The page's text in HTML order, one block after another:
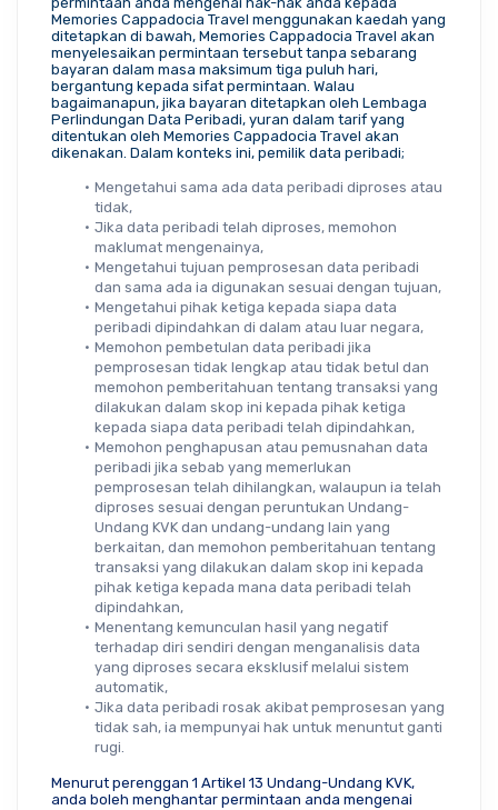
Memories Cappadocia Travel menggunakan kaedah yang
ditetapkan di bawah, Memories Cappadocia Travel akan
menyelesaikan permintaan tersebut tanpa sebarang
bayaran dalam masa maksimum tiga puluh hari,
bergantung kepada sifat permintaan. Walau
bagaimanapun, jika bayaran ditetapkan oleh Lembaga
Perlindungan Data Peribadi, yuran dalam tarif yang
ditentukan oleh Memories Cappadocia Travel akan
dikenakan. Dalam konteks ini, pemilik data peribadi;
Mengetahui sama ada data peribadi diproses atau
tidak,
Jika data peribadi telah diproses, memohon
maklumat mengenainya,
Mengetahui tujuan pemprosesan data peribadi
dan sama ada ia digunakan sesuai dengan tujuan,
Mengetahui pihak ketiga kepada siapa data
peribadi dipindahkan di dalam atau luar negara,
Memohon pembetulan data peribadi jika
pemprosesan tidak lengkap atau tidak betul dan
memohon pemberitahuan tentang transaksi yang
dilakukan dalam skop ini kepada pihak ketiga
kepada siapa data peribadi telah dipindahkan,
Memohon penghapusan atau pemusnahan data
peribadi jika sebab yang memerlukan
pemprosesan telah dihilangkan, walaupun ia telah
diproses sesuai dengan peruntukan Undang-
Undang KVK dan undang-undang lain yang
berkaitan, dan memohon pemberitahuan tentang
transaksi yang dilakukan dalam skop ini kepada
pihak ketiga kepada mana data peribadi telah
dipindahkan,
Menentang kemunculan hasil yang negatif
terhadap diri sendiri dengan menganalisis data
yang diproses secara eksklusif melalui sistem
automatik,
Jika data peribadi rosak akibat pemprosesan yang
tidak sah, ia mempunyai hak untuk menuntut ganti
rugi.
Menurut perenggan 1 Artikel 13 Undang-Undang KVK,
anda boleh menghantar permintaan anda mengenai